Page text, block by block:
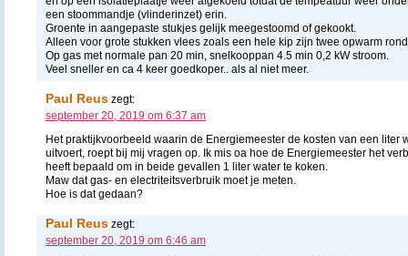
een stoommandje (vlinderinzet) erin.
Groente in aangepaste stukjes gelijk meegestoomd of gekookt.
Alleen voor grote stukken vlees zoals een hele kip zijn twee opwarm
Op gas met normale pan 20 min, snelkooppan 4.5 min 0,2 kW stroom.
Veel sneller en ca 4 keer goedkoper.. als al niet meer.
Paul Reus zegt:
september 20, 2019 om 6:37 am
Het praktijkvoorbeeld waarin de Energiemeester de kosten van een liter
uitvoert, roept bij mij vragen op. Ik mis oa hoe de Energiemeester het
heeft bepaald om in beide gevallen 1 liter water te koken.
Maw dat gas- en electriteitsverbruik moet je meten.
Hoe is dat gedaan?
Paul Reus zegt:
september 20, 2019 om 6:46 am